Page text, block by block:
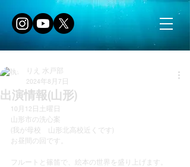
出演情報(山形)
りえ 水戸部
2024年8月7日
10月12日土曜日
山形市の洗心案
(我が母校　山形北高校近くです)
お昼間の回です。
フルートと篠笛で、絵本の世界を盛り上げます。